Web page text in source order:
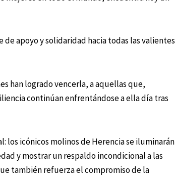
apoyo y solidaridad hacia todas las valientes
han logrado vencerla, a aquellas que,
continúan enfrentándose a ella día tras
los icónicos molinos de Herencia se iluminarán
y mostrar un respaldo incondicional a las
también refuerza el compromiso de la